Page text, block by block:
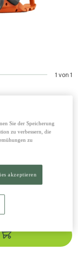
1 von 1
340i
Sie der Speicherung
zu verbessern, die
zu
akzeptieren